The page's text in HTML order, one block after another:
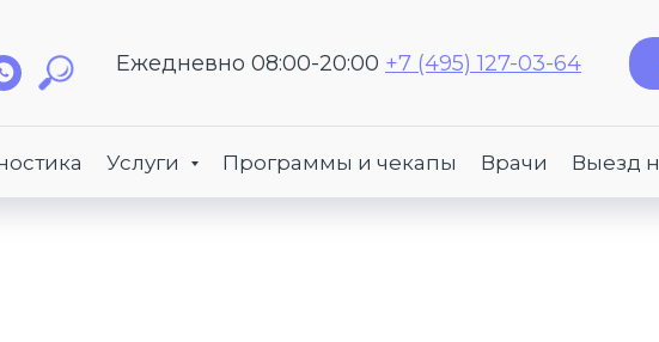
Ежедневно 08:00-20:00 +7 (495) 127-03-64
Услуги Программы и чекапы Врачи Выезд